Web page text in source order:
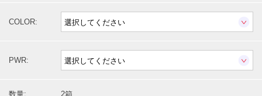
COLOR:
PWR:
数量: 2箱